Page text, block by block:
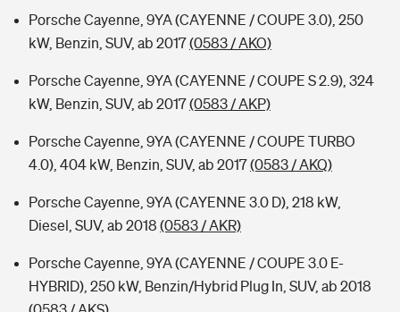
Porsche Cayenne, 9YA (CAYENNE / COUPE 3.0), 250
kW, Benzin, SUV, ab 2017(0583 / AKO)
Porsche Cayenne, 9YA (CAYENNE / COUPE S 2.9), 324
kW, Benzin, SUV, ab 2017(0583 / AKP)
Porsche Cayenne, 9YA (CAYENNE / COUPE TURBO
4.0), 404 kW, Benzin, SUV, ab 2017(0583 / AKQ)
Porsche Cayenne, 9YA (CAYENNE 3.0 D), 218 kW,
Diesel, SUV, ab 2018 (0583 / AKR)
Porsche Cayenne, 9YA (CAYENNE / COUPE 3.0 E-
HYBRID), 250 kW, Benzin/Hybrid Plug In, SUV, ab 2018